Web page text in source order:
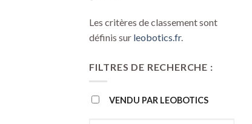
Les critères de classement sont
définis sur leobotics.fr.
FILTRES DE RECHERCHE :
VENDU PAR LEOBOTICS